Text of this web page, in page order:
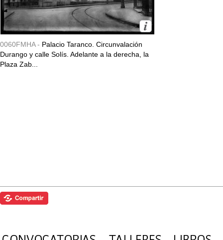
0060FMHA - Palacio Taranco. Circunvalación
Durango y calle Solís. Adelante a la derecha, la
Plaza Zab...